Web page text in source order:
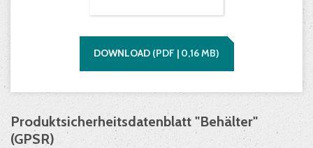
DOWNLOAD (PDF | 0,16MB)
Produktsicherheitsdatenblatt "Behälter"
(GPSR)